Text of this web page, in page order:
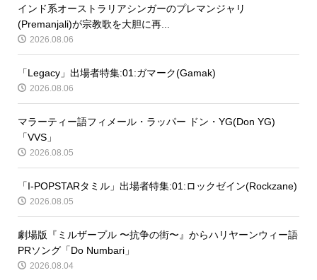
インド系オーストラリアシンガーのプレマンジャリ
(Premanjali)が宗教歌を大胆に再...
2026.08.06
「Legacy」出場者特集:01:ガマーク(Gamak)
2026.08.06
マラーティー語フィメール・ラッパー ドン・YG(Don YG)
「VVS」
2026.08.05
「I-POPSTARタミル」出場者特集:01:ロックゼイン(Rockzane)
2026.08.05
劇場版『ミルザープル 〜抗争の街〜』からハリヤーンウィー語
PRソング「Do Numbari」
2026.08.04